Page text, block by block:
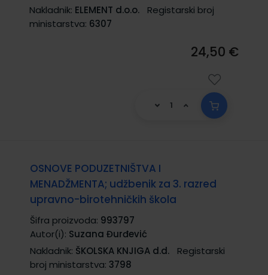
Nakladnik: ELEMENT d.o.o.
Registarski broj
ministarstva: 6307
24,50 €
OSNOVE PODUZETNIŠTVA I
MENADŽMENTA; udžbenik za 3. razred
upravno-birotehničkih škola
Šifra proizvoda: 993797
Autor(i): Suzana Đurđević
Nakladnik: ŠKOLSKA KNJIGA d.d.
Registarski
broj ministarstva: 3798